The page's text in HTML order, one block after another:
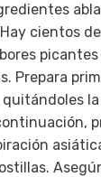
cientos
Prepara